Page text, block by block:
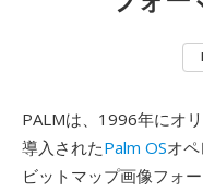
PALMは、1996年にオ
導入されたPalm OSオ
ビットマップ画像フォ